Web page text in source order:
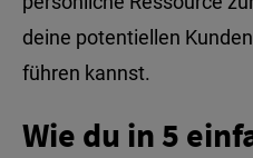
deine potentiellen
führen kannst.
Wie du in 5